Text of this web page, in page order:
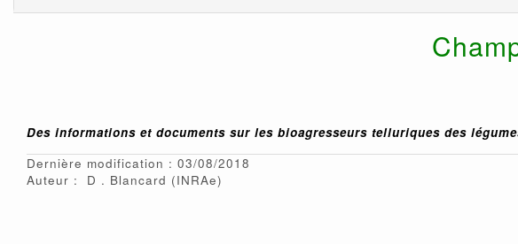
Des informations et documents sur les bioagresseurs telluriques des
Dernière modification : 03/08/2018
Auteur :
D Blancard (INRAe)